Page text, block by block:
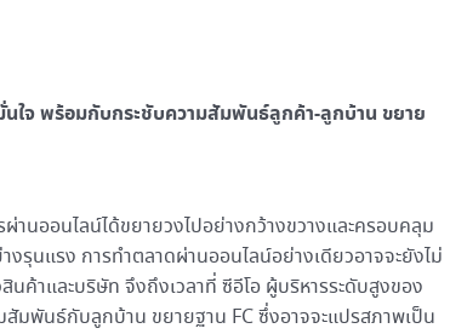
นใจ พร้อมกับกระชับความสัมพันธ์ลูกค้า-ลูกบ้าน ขยาย
ผ่านออนไลน์ได้ขยายวงไปอย่างกว้างขวางและครอบคลุม
รุนแรง การทำตลาดผ่านออนไลน์อย่างเดียวอาจจะยังไม่
ค้าและบริษัท จึงถึงเวลาที่ ซีอีโอ ผู้บริหารระดับสูงของ
มพันธ์กับลูกบ้าน ขยายฐาน FC ซึ่งอาจจะแปรสภาพเป็น